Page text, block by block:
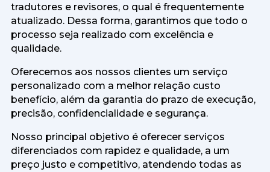
tradutores e revisores, o qual é frequentemente
atualizado. Dessa forma, garantimos que todo o
processo seja realizado com excelência e
qualidade.
Oferecemos aos nossos clientes um serviço
personalizado com a melhor relação custo
benefício, além da garantia do prazo de execução,
precisão, confidencialidade e segurança.
Nosso principal objetivo é oferecer serviços
diferenciados com rapidez e qualidade, a um
preço justo e competitivo, atendendo todas as